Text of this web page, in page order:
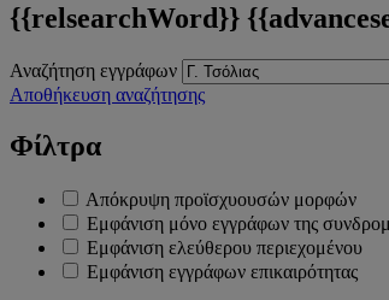
{{relsearchWord}}
Αναζήτηση εγγράφων
Αποθήκευση αναζήτησης
Φίλτρα
Απόκρυψη προϊσχυουσών μορφών
Εμφάνιση μόνο εγγράφων της
Εμφάνιση ελεύθερου περιεχομένου
Εμφάνιση εγγράφων επικαιρότητας